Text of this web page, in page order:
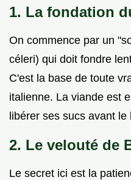
1. La fondation
On commence par un
céleri) qui doit fondre
C'est la base de toute
italienne. La viande est
libérer ses sucs avant le
2. Le velouté de
Le secret ici est la